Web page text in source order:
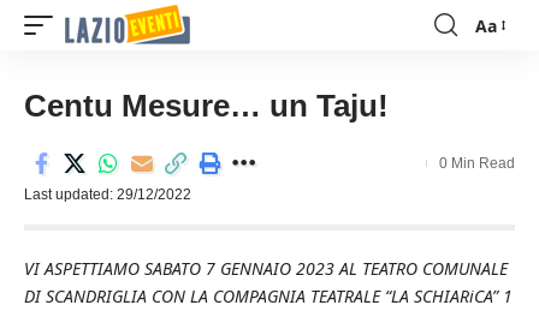
Font
Aa
Centu Mesure… un Taju!
Last updated: 29/12/2022
0 Min Read
VI ASPETTIAMO SABATO 7 GENNAIO 2023 AL TEATRO COMUNALE
DI SCANDRIGLIA CON LA COMPAGNIA TEATRALE “LA SCHIARiCA” 1